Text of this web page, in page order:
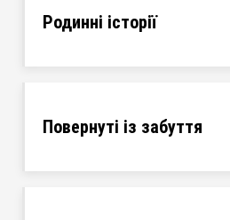
Родинні історії
Повернуті із забуття